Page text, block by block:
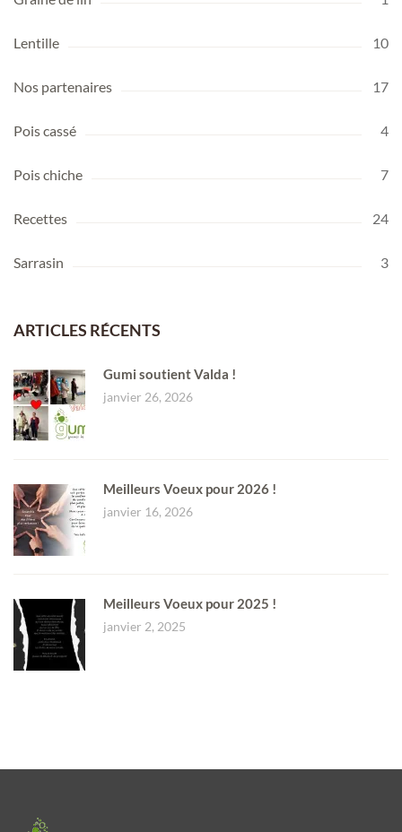
Lentille 10
Nos partenaires 17
Pois cassé 4
Pois chiche 7
Recettes 24
Sarrasin 3
ARTICLES RÉCENTS
Gumi soutient Valda !
janvier 26, 2026
Meilleurs Voeux pour 2026 !
janvier 16, 2026
Meilleurs Voeux pour 2025 !
janvier 2, 2025